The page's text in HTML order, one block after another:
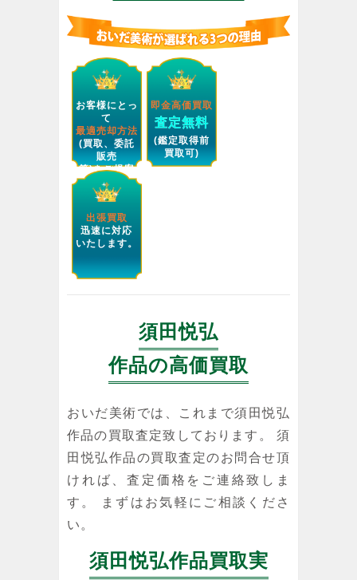
お客様にとっ
て
最適売却方法
(買取、委託
販売
等)をご提案
します。
即金高価買取
査定無料
(鑑定取得前
買取可)
出張買取
迅速に対応
いたします。
須田悦弘
作品の高価買取
おいだ美術では、これまで須田悦弘
作品の買取査定致しております。 須
田悦弘作品の買取査定のお問合せ頂
ければ、査定価格をご連絡致しま
す。 まずはお気軽にご相談くださ
い。
須田悦弘作品買取実